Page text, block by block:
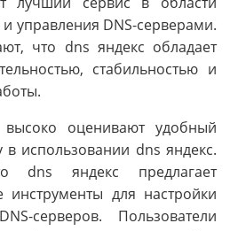
управления DNS-серверами.
что dns яндекс обладает
стабильностью и
высоко оценивают удобный
в использовании dns яндекс.
dns яндекс предлагает
инструменты для настройки
серверов. Пользователи